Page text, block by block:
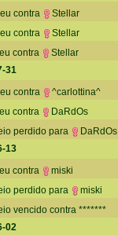
contra
Stellar
contra
Stellar
contra
Stellar
31
contra
^carlottina^
contra
DaRdOs
perdido para
DaRdOs
13
contra
miski
perdido para
miski
vencido contra *******
02